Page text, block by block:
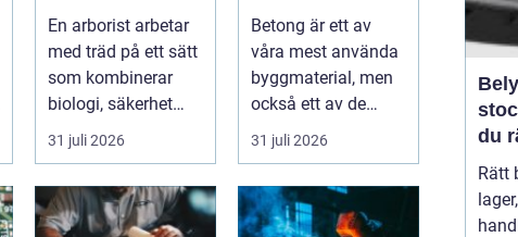
trädvård för
säkra och friska
En arborist arbetar
med träd på ett sätt
som kombinerar
biologi, säkerhet
och hantverk. I en
stad so...
31 juli 2026
lösningar för
grund, golv och
utemiljö
Betong är ett av
våra mest använda
byggmaterial, men
också ett av de
mest
missförstådda.
Många tänke...
31 juli 2026
du
Rätt